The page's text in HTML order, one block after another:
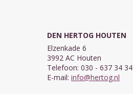
DEN HERTOG HOUTEN
Elzenkade 6
3992 AC Houten
Telefoon: 030 - 637 34 34
E-mail: info@hertog.nl